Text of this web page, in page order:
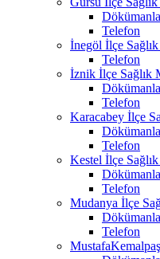
Telefon
İnegöl İlçe
Telefon
İznik İlçe Sağlık
Telefon
Karacabey İlçe
Telefon
Kestel İlçe
Telefon
Mudanya İlçe
Telefon